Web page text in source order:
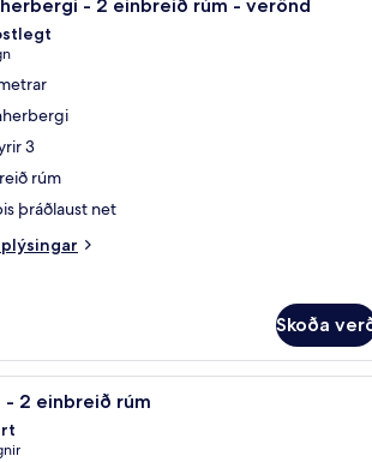
- 2 einbreið rúm - verönd
3
rúm
þráðlaust net
Skoða
Herbergi - 2 einbreið rúm |
- 2 einbreið rúm